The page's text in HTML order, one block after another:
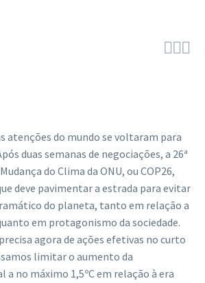

atenções do mundo se voltaram para
duas semanas de negociações, a 26ª
do Clima da ONU, ou COP26,
deve pavimentar a estrada para evitar
do planeta, tanto em relação a
em protagonismo da sociedade.
agora de ações efetivas no curto
limitar o aumento da
no máximo 1,5ºC em relação à era